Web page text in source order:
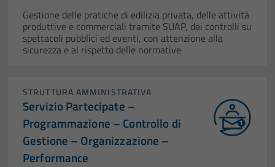
Gestione delle pratiche di edilizia privata, delle attività
produttive e commerciali tramite SUAP, dei controlli su
spettacoli pubblici ed eventi, con attenzione alla
sicurezza e al rispetto delle normative
STRUTTURA AMMINISTRATIVA
Servizio Partecipate –
Programmazione – Controllo di
Gestione – Organizzazione –
Performance